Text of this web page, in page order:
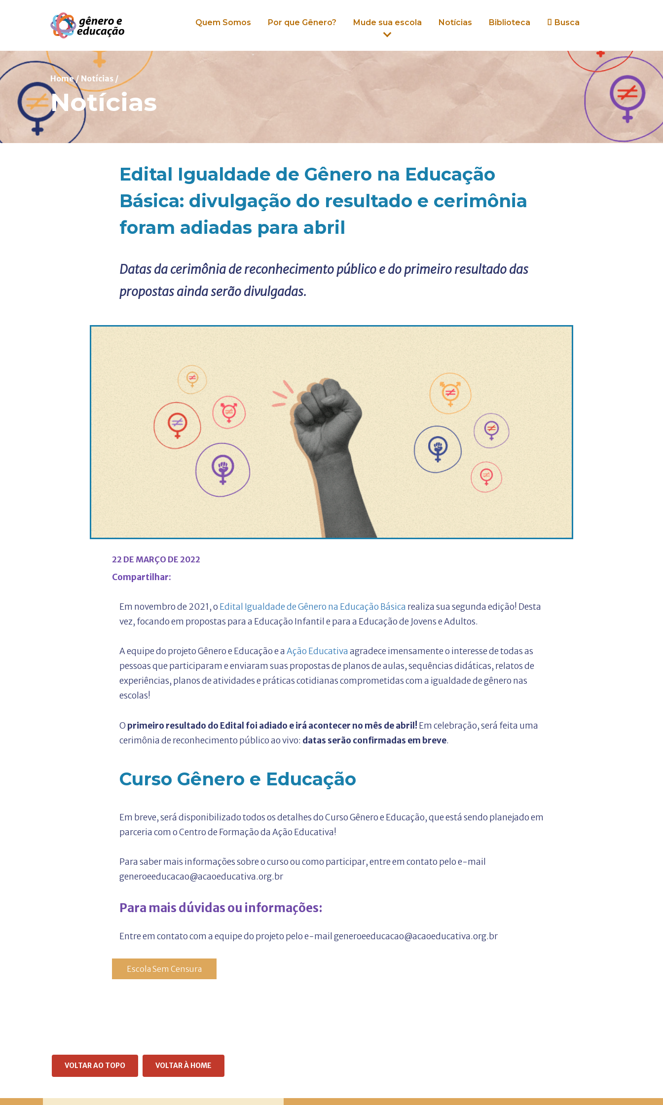
Pular para o conteúdo
Quem Somos Por que Gênero? Mude sua escola Notícias Biblioteca Busca
Home/ Notícias /
Notícias
Edital Igualdade de Gênero na Educação
Básica: divulgação do resultado e cerimônia
foram adiadas para abril
Datas da cerimônia de reconhecimento público e do primeiro resultado das
propostas ainda serão divulgadas.
22 DE MARÇO DE 2022
Compartilhar:
Em novembro de 2021, o Edital Igualdade de Gênero na Educação Básica realiza sua segunda edição! Desta
vez, focando em propostas para a Educação Infantil e para a Educação de Jovens e Adultos.
A equipe do projeto Gênero e Educação e a Ação Educativa agradece imensamente o interesse de todas as
pessoas que participaram e enviaram suas propostas de planos de aulas, sequências didáticas, relatos de
experiências, planos de atividades e práticas cotidianas comprometidas com a igualdade de gênero nas
escolas!
O primeiro resultado do Edital foi adiado e irá acontecer no mês de abril! Em celebração, será feita uma
cerimônia de reconhecimento público ao vivo: datas serão confirmadas em breve.
Curso Gênero e Educação
Em breve, será disponibilizado todos os detalhes do Curso Gênero e Educação, que está sendo planejado em
parceria com o Centro de Formação da Ação Educativa!
Para saber mais informações sobre o curso ou como participar, entre em contato pelo e-mail
generoeeducacao@acaoeducativa.org.br
Para mais dúvidas ou informações:
Entre em contato com a equipe do projeto pelo e-mail generoeeducacao@acaoeducativa.org.br
Escola Sem Censura
VOLTAR AO TOPO VOLTAR À HOME